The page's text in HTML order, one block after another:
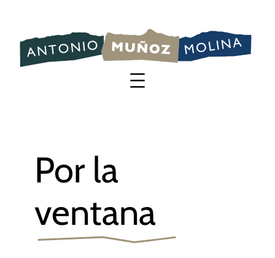
contenido
Por la
ventana